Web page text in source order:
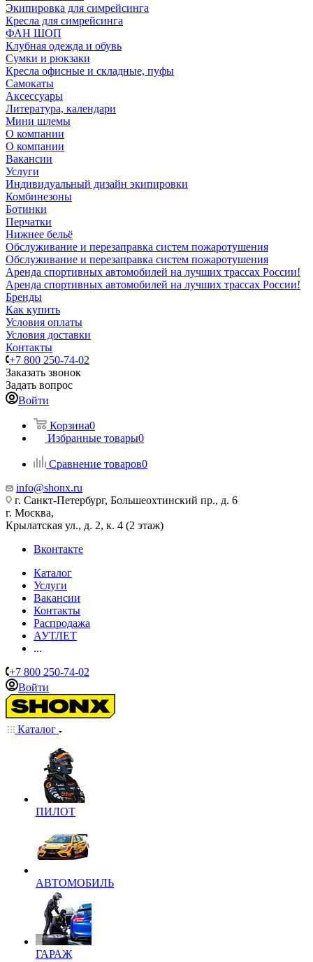
Экипировка для симрейсинга
Кресла для симрейсинга
ФАН ШОП
Клубная одежда и обувь
Сумки и рюкзаки
Кресла офисные и складные, пуфы
Самокаты
Аксессуары
Литература, календари
Мини шлемы
О компании
О компании
Вакансии
Услуги
Индивидуальный дизайн экипировки
Комбинезоны
Ботинки
Перчатки
Нижнее бельё
Обслуживание и перезаправка систем пожаротушения
Обслуживание и перезаправка систем пожаротушения
Аренда спортивных автомобилей на лучших трассах России!
Аренда спортивных автомобилей на лучших трассах России!
Бренды
Как купить
Условия оплаты
Условия доставки
Контакты
+7 800 250-74-02
Заказать звонок
Задать вопрос
Войти
Корзина0
Избранные товары0
Сравнение товаров0
info@shonx.ru
г. Санкт-Петербург, Большеохтинский пр., д. 6
г. Москва,
Крылатская ул., д. 2, к. 4 (2 этаж)
Вконтакте
Каталог
Услуги
Вакансии
Контакты
Распродажа
АУТЛЕТ
...
+7 800 250-74-02
Войти
Каталог
ПИЛОТ
АВТОМОБИЛЬ
ГАРАЖ